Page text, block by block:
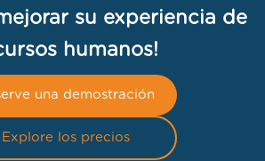
su experiencia de
humanos!
una demostración
Explore los precios